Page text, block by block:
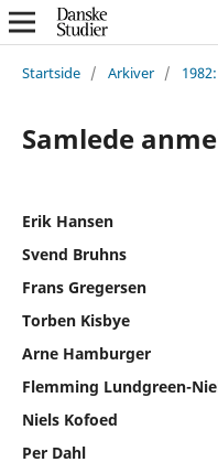
Startside / Arkiver /
Samlede
Erik Hansen
Svend Bruhns
Frans Gregersen
Torben Kisbye
Arne Hamburger
Flemming Lundgreen-
Niels Kofoed
Per Dahl